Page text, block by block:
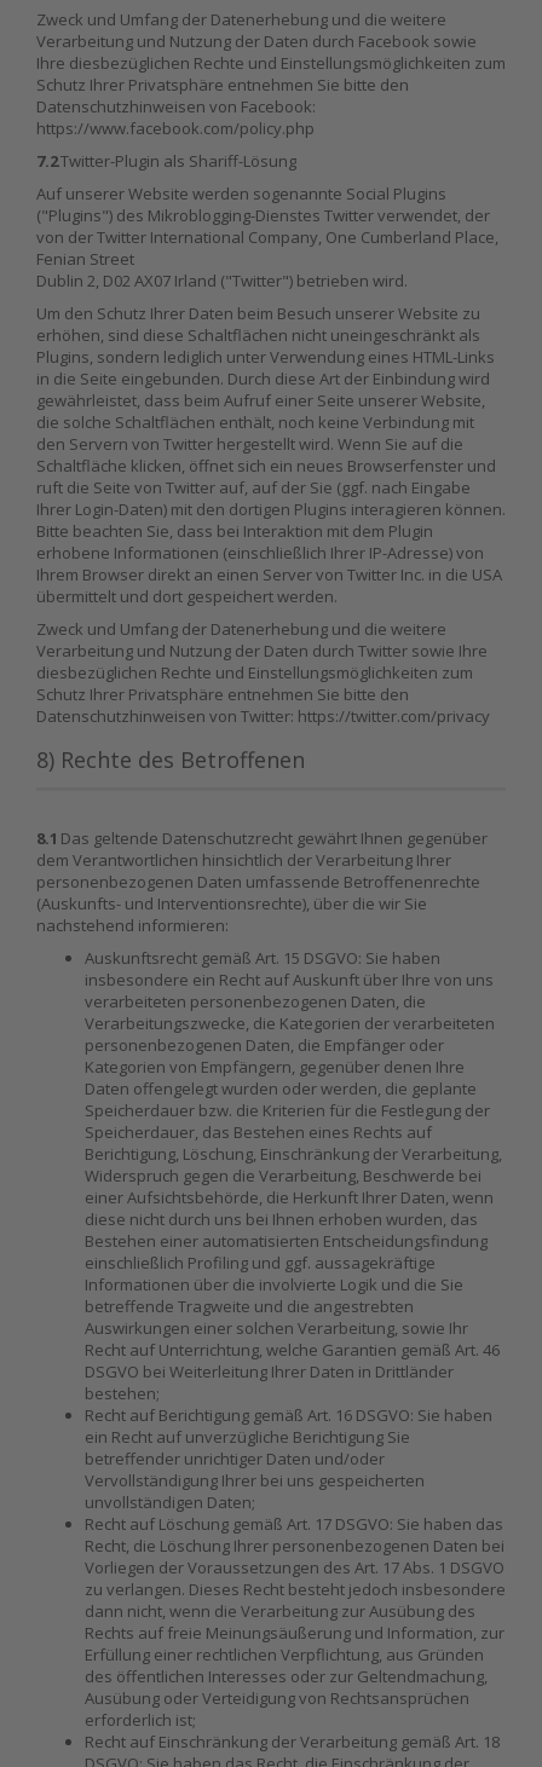
Zweck und Umfang der Datenerhebung und die weitere
Verarbeitung und Nutzung der Daten durch Facebook sowie
Ihre diesbezüglichen Rechte und Einstellungsmöglichkeiten zum
Schutz Ihrer Privatsphäre entnehmen Sie bitte den
Datenschutzhinweisen von Facebook:
https://www.facebook.com/policy.php
7.2Twitter-Plugin als Shariff-Lösung
Auf unserer Website werden sogenannte Social Plugins
("Plugins") des Mikroblogging-Dienstes Twitter verwendet, der
von der Twitter International Company, One Cumberland Place,
Fenian Street
Dublin 2, D02 AX07 Irland ("Twitter") betrieben wird.
Um den Schutz Ihrer Daten beim Besuch unserer Website zu
erhöhen, sind diese Schaltflächen nicht uneingeschränkt als
Plugins, sondern lediglich unter Verwendung eines HTML-Links
in die Seite eingebunden. Durch diese Art der Einbindung wird
gewährleistet, dass beim Aufruf einer Seite unserer Website,
die solche Schaltflächen enthält, noch keine Verbindung mit
den Servern von Twitter hergestellt wird. Wenn Sie auf die
Schaltfläche klicken, öffnet sich ein neues Browserfenster und
ruft die Seite von Twitter auf, auf der Sie (ggf. nach Eingabe
Ihrer Login-Daten) mit den dortigen Plugins interagieren können.
Bitte beachten Sie, dass bei Interaktion mit dem Plugin
erhobene Informationen (einschließlich Ihrer IP-Adresse) von
Ihrem Browser direkt an einen Server von Twitter Inc. in die USA
übermittelt und dort gespeichert werden.
Zweck und Umfang der Datenerhebung und die weitere
Verarbeitung und Nutzung der Daten durch Twitter sowie Ihre
diesbezüglichen Rechte und Einstellungsmöglichkeiten zum
Schutz Ihrer Privatsphäre entnehmen Sie bitte den
Datenschutzhinweisen von Twitter: https://twitter.com/privacy
8) Rechte des Betroffenen
8.1 Das geltende Datenschutzrecht gewährt Ihnen gegenüber
dem Verantwortlichen hinsichtlich der Verarbeitung Ihrer
personenbezogenen Daten umfassende Betroffenenrechte
(Auskunfts- und Interventionsrechte), über die wir Sie
nachstehend informieren:
Auskunftsrecht gemäß Art. 15 DSGVO: Sie haben
insbesondere ein Recht auf Auskunft über Ihre von uns
verarbeiteten personenbezogenen Daten, die
Verarbeitungszwecke, die Kategorien der verarbeiteten
personenbezogenen Daten, die Empfänger oder
Kategorien von Empfängern, gegenüber denen Ihre
Daten offengelegt wurden oder werden, die geplante
Speicherdauer bzw. die Kriterien für die Festlegung der
Speicherdauer, das Bestehen eines Rechts auf
Berichtigung, Löschung, Einschränkung der Verarbeitung,
Widerspruch gegen die Verarbeitung, Beschwerde bei
einer Aufsichtsbehörde, die Herkunft Ihrer Daten, wenn
diese nicht durch uns bei Ihnen erhoben wurden, das
Bestehen einer automatisierten Entscheidungsfindung
einschließlich Profiling und ggf. aussagekräftige
Informationen über die involvierte Logik und die Sie
betreffende Tragweite und die angestrebten
Auswirkungen einer solchen Verarbeitung, sowie Ihr
Recht auf Unterrichtung, welche Garantien gemäß Art. 46
DSGVO bei Weiterleitung Ihrer Daten in Drittländer
bestehen;
Recht auf Berichtigung gemäß Art. 16 DSGVO: Sie haben
ein Recht auf unverzügliche Berichtigung Sie
betreffender unrichtiger Daten und/oder
Vervollständigung Ihrer bei uns gespeicherten
unvollständigen Daten;
Recht auf Löschung gemäß Art. 17 DSGVO: Sie haben das
Recht, die Löschung Ihrer personenbezogenen Daten bei
Vorliegen der Voraussetzungen des Art. 17 Abs. 1 DSGVO
zu verlangen. Dieses Recht besteht jedoch insbesondere
dann nicht, wenn die Verarbeitung zur Ausübung des
Rechts auf freie Meinungsäußerung und Information, zur
Erfüllung einer rechtlichen Verpflichtung, aus Gründen
des öffentlichen Interesses oder zur Geltendmachung,
Ausübung oder Verteidigung von Rechtsansprüchen
erforderlich ist;
Recht auf Einschränkung der Verarbeitung gemäß Art. 18